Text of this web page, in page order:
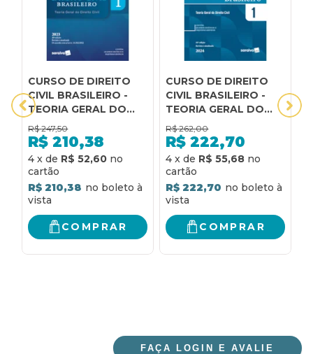
CURSO DE DIREITO
CIVIL BRASILEIRO -
TEORIA GERAL DO
DIREITO CIVIL - VOL.1
- 40ª EDIÇÃO 2023
R$ 247,50
R$ 210,38
4 x de R$ 52,60
R$ 210,38
COMPRAR
CURSO DE DIREITO
CIVIL BRASILEIRO -
TEORIA GERAL DO
DIREITO CIVIL VOL.1 -
41ª EDIÇÃO 2024
R$ 262,00
R$ 222,70
4 x de R$ 55,68
R$ 222,70
COMPRAR
FAÇA LOGIN E AVALIE